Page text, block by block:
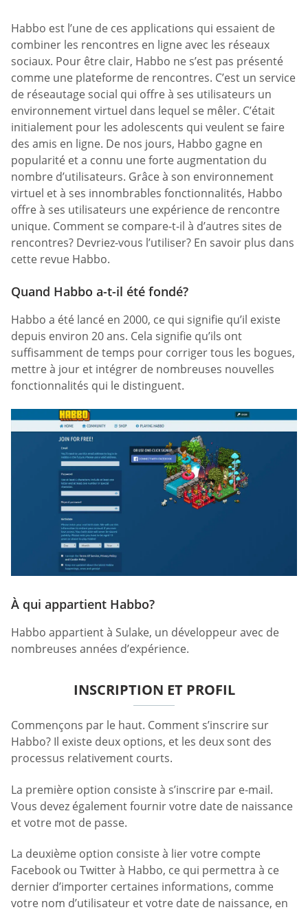
Habbo est l’une de ces applications qui essaient de
combiner les rencontres en ligne avec les réseaux
sociaux. Pour être clair, Habbo ne s’est pas présenté
comme une plateforme de rencontres. C’est un service
de réseautage social qui offre à ses utilisateurs un
environnement virtuel dans lequel se mêler. C’était
initialement pour les adolescents qui veulent se faire
des amis en ligne. De nos jours, Habbo gagne en
popularité et a connu une forte augmentation du
nombre d’utilisateurs. Grâce à son environnement
virtuel et à ses innombrables fonctionnalités, Habbo
offre à ses utilisateurs une expérience de rencontre
unique. Comment se compare-t-il à d’autres sites de
rencontres? Devriez-vous l’utiliser? En savoir plus dans
cette revue Habbo.
Quand Habbo a-t-il été fondé?
Habbo a été lancé en 2000, ce qui signifie qu’il existe
depuis environ 20 ans. Cela signifie qu’ils ont
suffisamment de temps pour corriger tous les bogues,
mettre à jour et intégrer de nombreuses nouvelles
fonctionnalités qui le distinguent.
À qui appartient Habbo?
Habbo appartient à Sulake, un développeur avec de
nombreuses années d’expérience.
INSCRIPTION ET PROFIL
Commençons par le haut. Comment s’inscrire sur
Habbo? Il existe deux options, et les deux sont des
processus relativement courts.
La première option consiste à s’inscrire par e-mail.
Vous devez également fournir votre date de naissance
et votre mot de passe.
La deuxième option consiste à lier votre compte
Facebook ou Twitter à Habbo, ce qui permettra à ce
dernier d’importer certaines informations, comme
votre nom d’utilisateur et votre date de naissance, en